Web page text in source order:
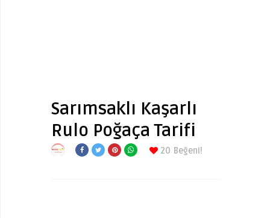
Sarımsaklı Kaşarlı
Rulo Poğaça Tarifi
20 Beğeni!